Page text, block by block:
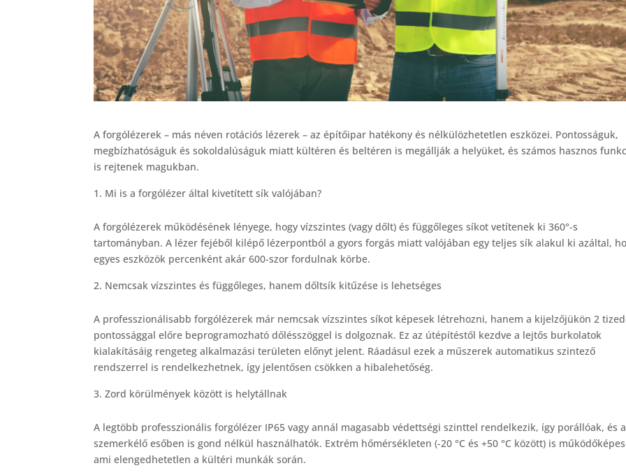
A forgólézerek – más néven rotációs lézerek – az építőipar hatékony és nélkülözhetetlen eszközei. Pontosságuk,
megbízhatóságuk és sokoldalúságuk miatt kültéren és beltéren is megállják a helyüket, és számos hasznos
is rejtenek magukban.
Mi is a forgólézer által kivetített sík valójában?
A forgólézerek működésének lényege, hogy vízszintes (vagy dőlt) és függőleges síkot vetítenek ki 360°-s
tartományban. A lézer fejéből kilépő lézerpontból a gyors forgás miatt valójában egy teljes sík alakul ki azáltal,
egyes eszközök percenként akár 600-szor fordulnak körbe.
Nemcsak vízszintes és függőleges, hanem dőltsík kitűzése is lehetséges
A professzionálisabb forgólézerek már nemcsak vízszintes síkot képesek létrehozni, hanem a kijelzőjükön 2
pontossággal előre beprogramozható dőlésszöggel is dolgoznak. Ez az útépítéstől kezdve a lejtős burkolatok
kialakításáig rengeteg alkalmazási területen előnyt jelent. Ráadásul ezek a műszerek automatikus szintező
rendszerrel is rendelkezhetnek, így jelentősen csökken a hibalehetőség.
Zord körülmények között is helytállnak
A legtöbb professzionális forgólézer IP65 vagy annál magasabb védettségi szinttel rendelkezik, így porállóak, és
szemerkélő esőben is gond nélkül használhatók. Extrém hőmérsékleten (-20 °C és +50 °C között) is
ami elengedhetetlen a kültéri munkák során.